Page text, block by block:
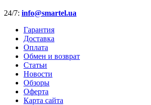
24/7: info@smartel.ua
Гарантия
Доставка
Оплата
Обмен и возврат
Статьи
Новости
Обзоры
Оферта
Карта сайта